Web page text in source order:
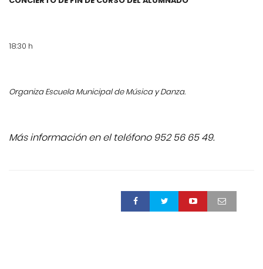
18:30 h
Organiza Escuela Municipal de Música y Danza.
Más información en el teléfono 952 56 65 49.